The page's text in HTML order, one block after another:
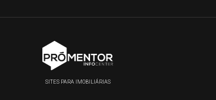
SITES PARA IMOBILIÁRIAS